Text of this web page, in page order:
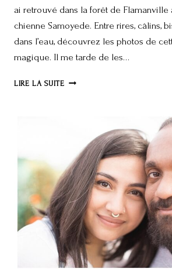
ai retrouvé dans la forêt de
chienne Samoyede. Entre rires, câlins,
dans l’eau, découvrez les photos de
magique. Il me tarde de les…
LIRE LA SUITEPAULINE